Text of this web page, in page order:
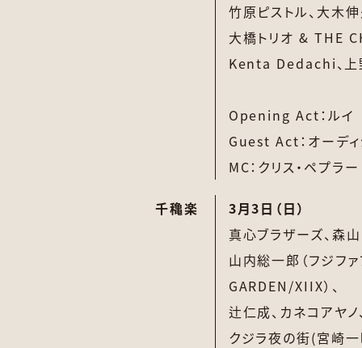
竹原ピストル、 大木伸
大橋トリオ & THE
Kenta Dedachi、
Opening Act：ルイ
Guest Act：オーディ
MC：クリス・ペプラ
千穐楽
3月3日（日）
真心ブラザーズ、 森
山内総一郎（フジフ
GARDEN/XIIX）、
辻仁成、 カネコアヤノ
クジラ夜の街(宮崎